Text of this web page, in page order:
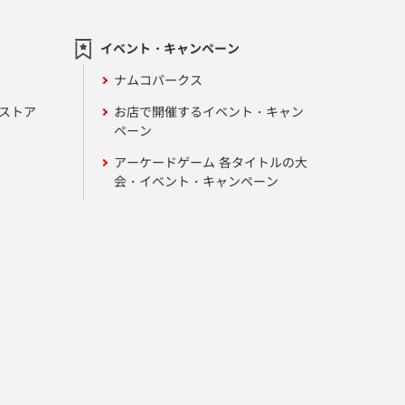
トア
イベント・キャンペーン
ナムコパークス
お店で開催するイベント・キャン
ペーン
アーケードゲーム 各タイトルの大
会・イベント・キャンペーン